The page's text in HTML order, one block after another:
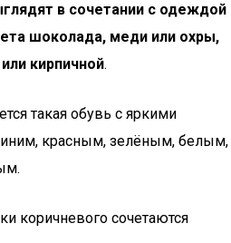
в сочетании с одеждой
шоколада, меди или охры,
кирпичной.
такая обувь с яркими
красным, зелёным, белым,
коричневого сочетаются